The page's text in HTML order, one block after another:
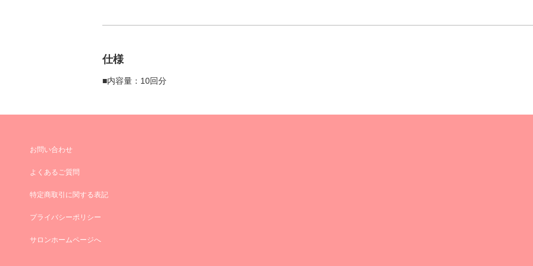
仕様
■内容量：10回分
お問い合わせ
よくあるご質問
特定商取引に関する表記
プライバシーポリシー
サロンホームページへ